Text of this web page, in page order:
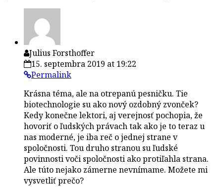
Julius Forsthoffer
15. septembra 2019 at 19:22
Permalink
Krásna téma, ale na otrepanú pesničku. Tie
biotechnologie su ako nový ozdobný zvonček?
Kedy konečne lektori, aj verejnosť pochopia, že
hovoriť o ľudských právach tak ako je to teraz u
nas moderné, je iba reč o jednej strane v
spoločnosti. Tou druho stranou su ľudské
povinnosti voči spoločnosti ako protiľahla strana.
Ale túto nejako zámerne nevnímame. Možete mi
vysvetliť prečo?